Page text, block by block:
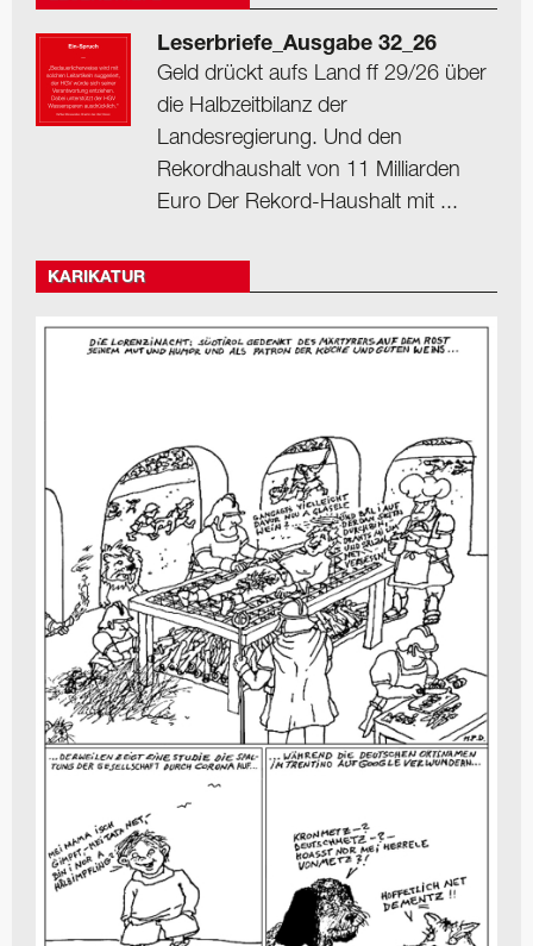
Leserbriefe_Ausgabe 32_26
Geld drückt aufs Land ff 29/26 über
die Halbzeitbilanz der
Landesregierung. Und den
Rekordhaushalt von 11 Milliarden
Euro Der Rekord-Haushalt mit ...
KARIKATUR